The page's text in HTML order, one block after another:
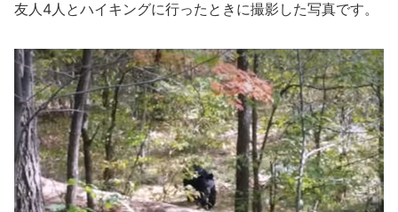
友人4人とハイキングに行ったときに撮影した写真です。